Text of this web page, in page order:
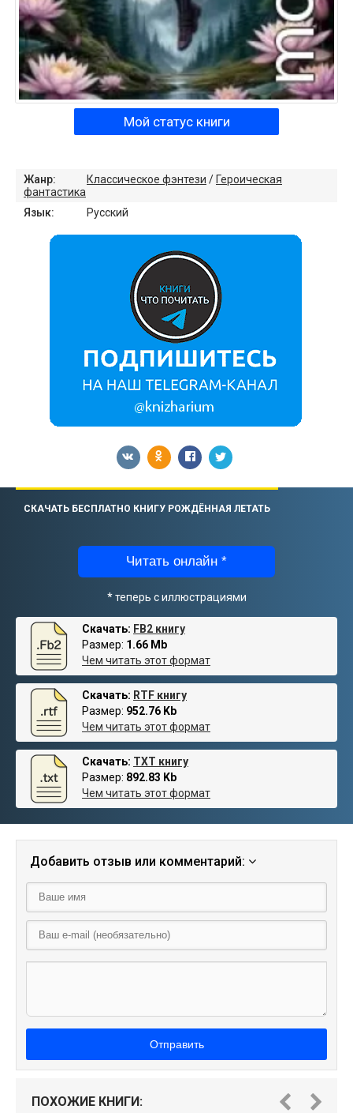
Мой статус книги
Жанр: Классическое фэнтези / Героическая
фантастика
Язык:
Русский
СКАЧАТЬ БЕСПЛАТНО КНИГУ РОЖДЁННАЯ ЛЕТАТЬ
Читать онлайн *
* теперь с иллюстрациями
Скачать: FB2 книгу
Размер: 1.66 Mb
Чем читать этот формат
Скачать: RTF книгу
Размер: 952.76 Kb
Чем читать этот формат
Скачать: TXT книгу
Размер: 892.83 Kb
Чем читать этот формат
Добавить отзыв или комментарий:
Отправить
ПОХОЖИЕ КНИГИ: